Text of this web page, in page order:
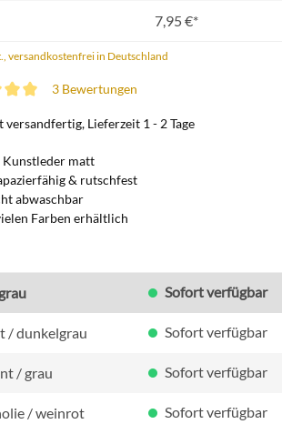
7,95 €*
versandkostenfrei in Deutschland
3 Bewertungen
versandfertig, Lieferzeit 1 - 2 Tage
Kunstleder matt
& rutschfest
abwaschbar
Farben erhältlich
Sofort verfügbar
/ dunkelgrau Sofort verfügbar
/ grau Sofort verfügbar
/ weinrot Sofort verfügbar